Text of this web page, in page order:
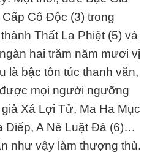
Cô Ðộc (3) trong
Thất La Phiệt (5) và
hai trăm năm mươi vị
là bậc tôn túc thanh văn,
mọi người ngưỡng
Xá Lợi Tử, Ma Ha Mục
Diếp, A Nê Luật Ðà (6)…
như vậy làm thượng thủ.